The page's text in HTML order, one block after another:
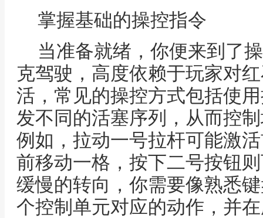
掌握基础的操控指令
当准备就绪，你便来到了
克驾驶，高度依赖于玩家对
活，常见的操控方式包括使
发不同的活塞序列，从而控
例如，拉动一号拉杆可能激
前移动一格，按下二号按钮
缓慢的转向，你需要像熟悉
个控制单元对应的动作，并